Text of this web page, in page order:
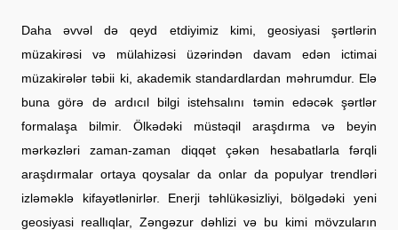
Daha əvvəl də qeyd etdiyimiz kimi, geosiyasi şərtlərin
müzakirəsi və mülahizəsi üzərindən davam edən ictimai
müzakirələr təbii ki, akademik standardlardan məhrumdur. Elə
buna görə də ardıcıl bilgi istehsalını təmin edəcək şərtlər
formalaşa bilmir. Ölkədəki müstəqil araşdırma və beyin
mərkəzləri zaman-zaman diqqət çəkən hesabatlarla fərqli
araşdırmalar ortaya qoysalar da onlar da populyar trendləri
izləməklə kifayətlənirlər. Enerji təhlükəsizliyi, bölgədəki yeni
geosiyasi reallıqlar, Zəngəzur dəhlizi və bu kimi mövzuların